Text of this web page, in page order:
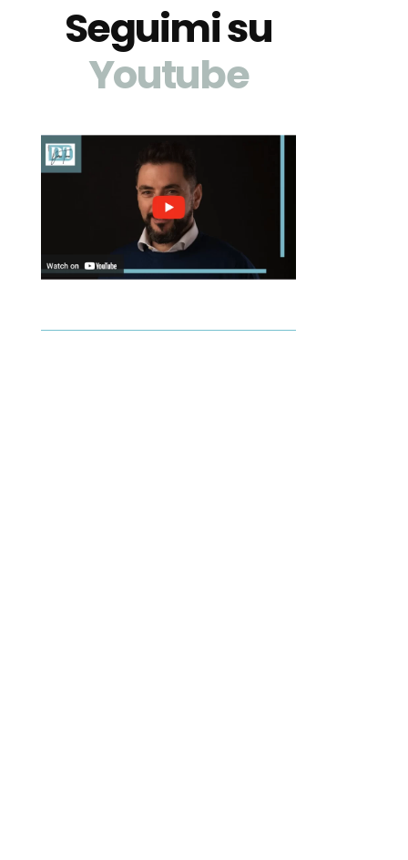
Seguimi su
Youtube